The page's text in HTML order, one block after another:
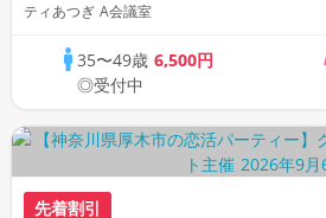
ティあつぎ A会議室
35〜49歳6,500円
◎受付中
先着割引